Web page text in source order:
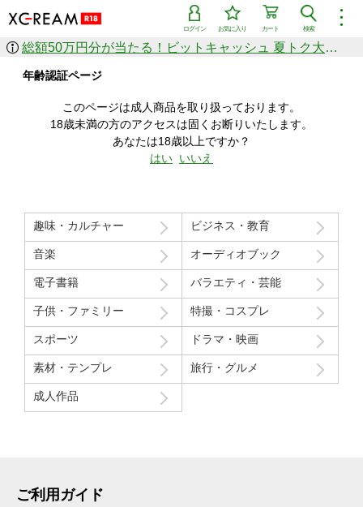
︙
検索
カート
お気に入り
ログイン
作品を探す
ジャンル
シリーズ
人気のセール中商品
新着セール中商品
すべての作品から探す
価格の安い順
価格の高い順
月間ランキング
年間ランキング
総額50万円分が当たる！ビットキャッシュ 夏トク大感謝祭
年齢認証ページ
このページは成人商品を取り扱っております。
18歳未満の方のアクセスは固くお断りいたします。
あなたは18歳以上ですか？
はい いいえ
趣味・カルチャー ビジネス・教育
音楽 オーディオブック
電子書籍 バラエティ・芸能
子供・ファミリー 特撮・コスプレ
スポーツ ドラマ・映画
素材・テンプレ 旅行・グルメ
成人作品
ご利用ガイド